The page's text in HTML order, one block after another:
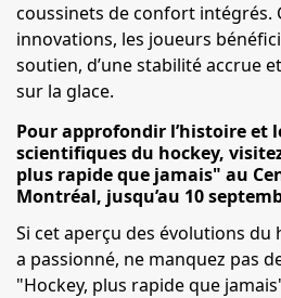
coussinets de confort intégrés.
innovations, les joueurs
soutien, d’une stabilité accrue
sur la glace.
Pour approfondir l’histoire et
scientifiques du hockey,
plus rapide que jamais" au
Montréal, jusqu’au 10
Si cet aperçu des évolutions du
a passionné, ne manquez pas
"Hockey, plus rapide que